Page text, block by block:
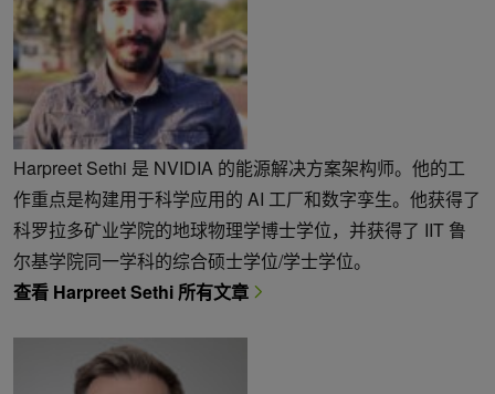
Harpreet Sethi 是 NVIDIA 的能源解决方案架构师。他的工
作重点是构建用于科学应用的 AI 工厂和数字孪生。他获得了
科罗拉多矿业学院的地球物理学博士学位，并获得了 IIT 鲁
尔基学院同一学科的综合硕士学位/学士学位。
查看 Harpreet Sethi 所有文章